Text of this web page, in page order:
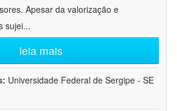
Apesar da valorização e
sujei...
leia mais
Universidade Federal de Sergipe - SE